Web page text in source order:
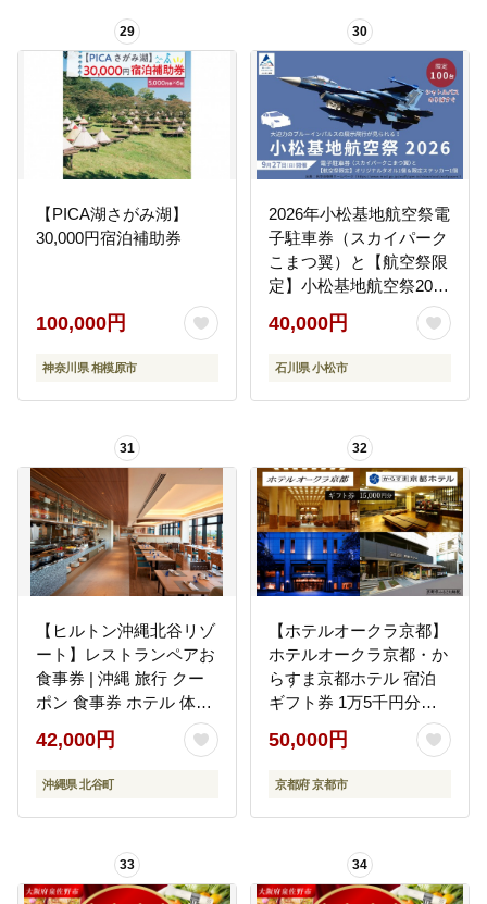
29
【PICA湖さがみ湖】
30,000円宿泊補助券
100,000円
神奈川県 相模原市
30
2026年小松基地航空祭電
子駐車券（スカイパーク
こまつ翼）と【航空祭限
定】小松基地航空祭2026
オリジナルタオル1個 ＆
限定ステッカー1個 駐車
場 シャトルバスのりば
40,000円
石川県 小松市
31
【ヒルトン沖縄北谷リゾ
ート】レストランペアお
食事券 | 沖縄 旅行 クー
ポン 食事券 ホテル 体験
トラベル 人気 おすすめ
リゾート チケット 北谷
ちゃたん おすすめ 送料
42,000円
沖縄県 北谷町
32
【ホテルオークラ京都】
ホテルオークラ京都・か
らすま京都ホテル 宿泊
ギフト券 1万5千円分
（ホテルの宿泊、レスト
ラン等で使用可）［ 京
都 ヨーロピアンテイス
望 ホテル 宿泊 ギフト券
泊券 人気 おすすめ ホテ
ル 宿泊 旅行 観光 グルメ
50,000円
京都府 京都市
33 34